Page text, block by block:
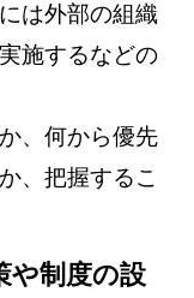
は外部の組織
施するなどの
、何から優先
、把握するこ
や制度の設